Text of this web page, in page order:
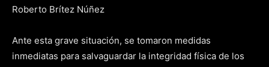
Roberto Brítez Núñez
Ante esta grave situación, se tomaron medidas
inmediatas para salvaguardar la integridad física de los